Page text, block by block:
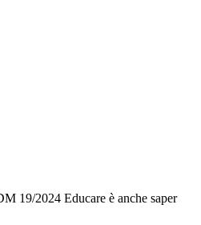
19/2024 Educare è anche saper